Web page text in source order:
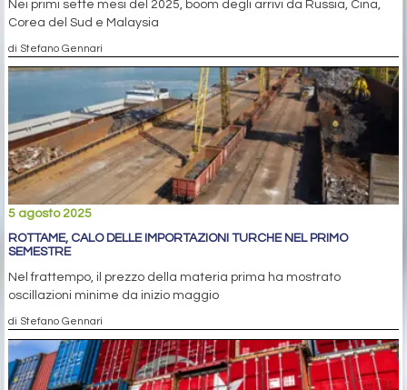
Nei primi sette mesi del 2025, boom degli arrivi da Russia, Cina,
Corea del Sud e Malaysia
di Stefano Gennari
5 agosto 2025
ROTTAME, CALO DELLE IMPORTAZIONI TURCHE NEL PRIMO
SEMESTRE
Nel frattempo, il prezzo della materia prima ha mostrato
oscillazioni minime da inizio maggio
di Stefano Gennari